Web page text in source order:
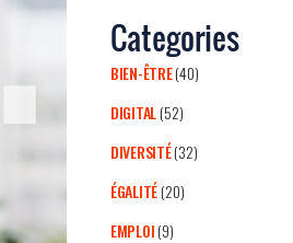
Categories
BIEN-ÊTRE(40)
DIGITAL(52)
DIVERSITÉ(32)
ÉGALITÉ(20)
EMPLOI(9)